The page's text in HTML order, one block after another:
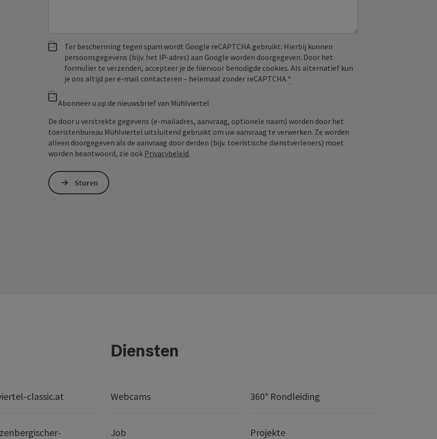
Ter bescherming tegen spam wordt Google reCAPTCHA gebruikt. Hierbij kunnen
persoonsgegevens (bijv. het IP-adres) aan Google worden doorgegeven. Door het
formulier te verzenden, accepteer je de hiervoor benodigde cookies. Als alternatief kun
je ons altijd per e‑mail contacteren – helemaal zonder reCAPTCHA.*
Abonneer u op de nieuwsbrief van Mühlviertel
De door u verstrekte gegevens (e-mailadres, aanvraag, optionele naam) worden door het
toeristenbureau Mühlviertel uitsluitend gebruikt om uw aanvraag te verwerken. Ze worden
alleen doorgegeven als de aanvraag door derden (bijv. toeristische dienstverleners) moet
worden beantwoord, zie ook Privacybeleid.
Sturen
classic.at
Diensten
Webcams 360° Rondleiding
Job Projekte